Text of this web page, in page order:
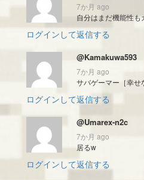
7か月 ago
自分はまだ機能性
ログインして返信する
@Kamakuwa593
7か月 ago
サバゲーマー［幸せ
ログインして返信する
@Umarex-n2c
7か月 ago
居るw
ログインして返信する